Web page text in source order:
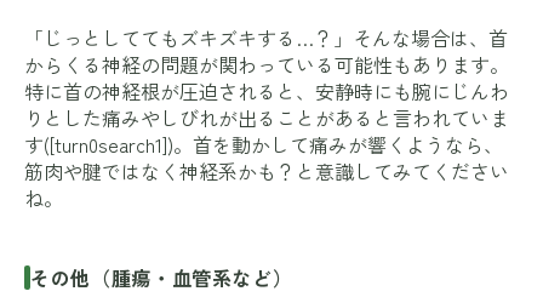
「じっとしててもズキズキする…？」そんな場合は、首
からくる神経の問題が関わっている可能性もあります。
特に首の神経根が圧迫されると、安静時にも腕にじんわ
りとした痛みやしびれが出ることがあると言われていま
す([turn0search1])。首を動かして痛みが響くようなら、
筋肉や腱ではなく神経系かも？と意識してみてください
ね。
その他（腫瘍・血管系など）